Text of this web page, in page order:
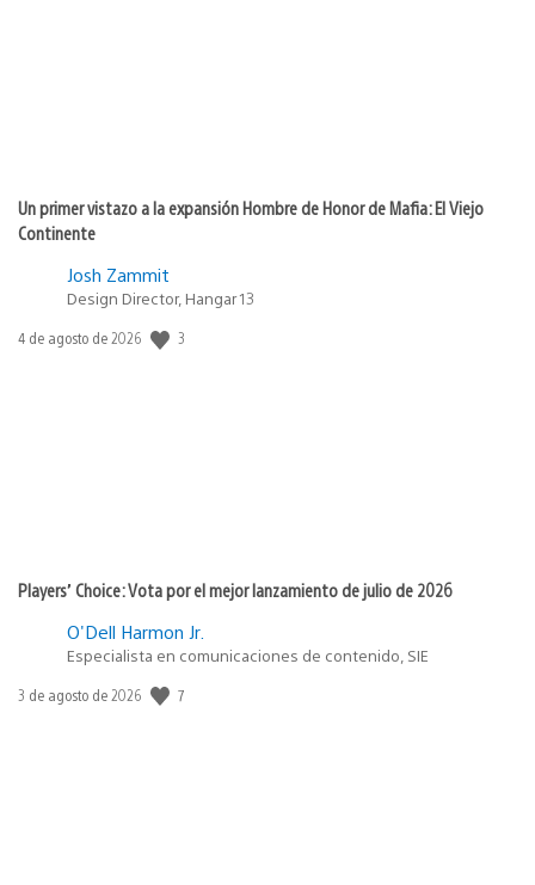
Un primer vistazo a la expansión Hombre de Honor de Mafia: El Viejo
Continente
Josh Zammit
Design Director, Hangar 13
Fecha
4 de agosto de 2026 3
Players’ Choice: Vota por el mejor lanzamiento de julio de 2026
O'Dell Harmon Jr.
Especialista en comunicaciones de contenido, SIE
Fecha
3 de agosto de 2026 7